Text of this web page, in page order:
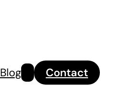
BlogRechercher
Contact